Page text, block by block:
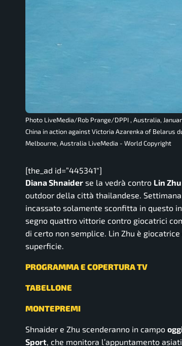
Photo LiveMedia/Rob Prange/DPPI , Australia,
China in action against Victoria Azarenka of Belarus
Melbourne, Australia LiveMedia - World Copyright
[the_ad id=”445341″]
Diana Shnaider se la vedrà contro Lin Zhu
outdoor della città thailandese.
incassato solamente sconfitta in questo
segno quattro vittorie contro giocatrici
di certo non semplice. Lin Zhu è
superficie.
PROGRAMMA E COPERTURA TV
TABELLONE
MONTEPREMI
Shnaider e Zhu scenderanno in campo
Sport, che monitora l’appuntamento